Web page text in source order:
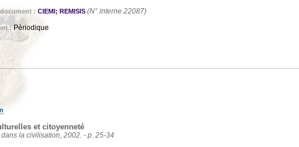
: CIEMI; REMISIS (N° interne 22087)
:Périodique
et citoyenneté
la civilisation, 2002. - p. 25-34